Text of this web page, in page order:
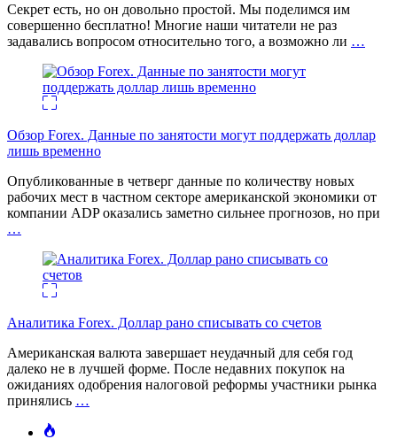
Секрет есть, но он довольно простой. Мы поделимся им
совершенно бесплатно! Многие наши читатели не раз
задавались вопросом относительно того, а возможно ли …
Обзор Forex. Данные по занятости могут поддержать доллар
лишь временно
Опубликованные в четверг данные по количеству новых
рабочих мест в частном секторе американской экономики от
компании ADP оказались заметно сильнее прогнозов, но при
…
Аналитика Forex. Доллар рано списывать со счетов
Американская валюта завершает неудачный для себя год
далеко не в лучшей форме. После недавних покупок на
ожиданиях одобрения налоговой реформы участники рынка
принялись …